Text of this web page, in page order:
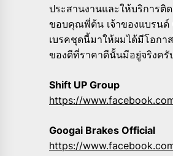
ประสานงานและให้บริการติ
ขอบคุณพี่ต้น เจ้าของแบรนด์
เบรคชุดนี้มาให้ผมได้มีโอกา
ของดีที่ราคาดีนั้นมีอยู่จริงครั
Shift UP Group
https://
Googai Brakes Official
https://